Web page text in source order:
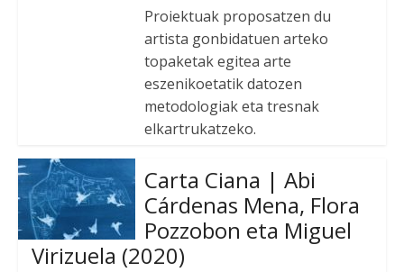
Proiektuak proposatzen du
artista gonbidatuen arteko
topaketak egitea arte
eszenikoetatik datozen
metodologiak eta tresnak
elkartrukatzeko.
Carta Ciana | Abi
Cárdenas Mena, Flora
Pozzobon eta Miguel
Virizuela (2020)